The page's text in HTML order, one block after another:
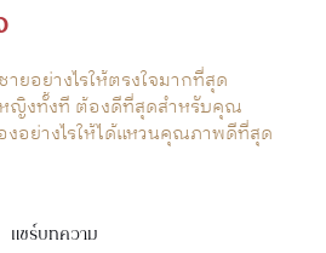
ยอย่างไรให้ตรงใจมากที่สุด
ญิงทั้งที ต้องดีที่สุดสำหรับคุณ
งอย่างไรให้ได้แหวนคุณภาพดีที่สุด
แชร์บทความ